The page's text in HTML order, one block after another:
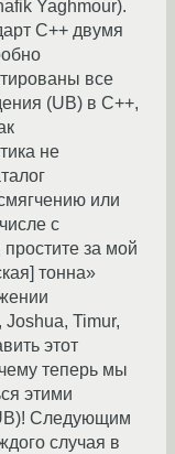
Yaghmour).
C++ двумя
все
(UB) в C++,
не
или
с
за мой
тонна»
Joshua, Timur,
этот
теперь мы
этими
Следующим
случая в